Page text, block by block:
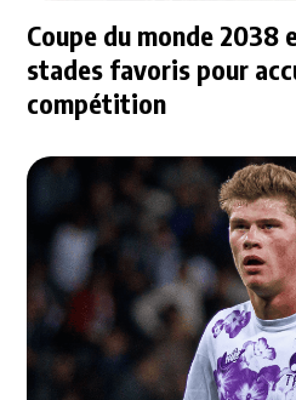
Coupe du monde 2038
stades favoris pour
compétition